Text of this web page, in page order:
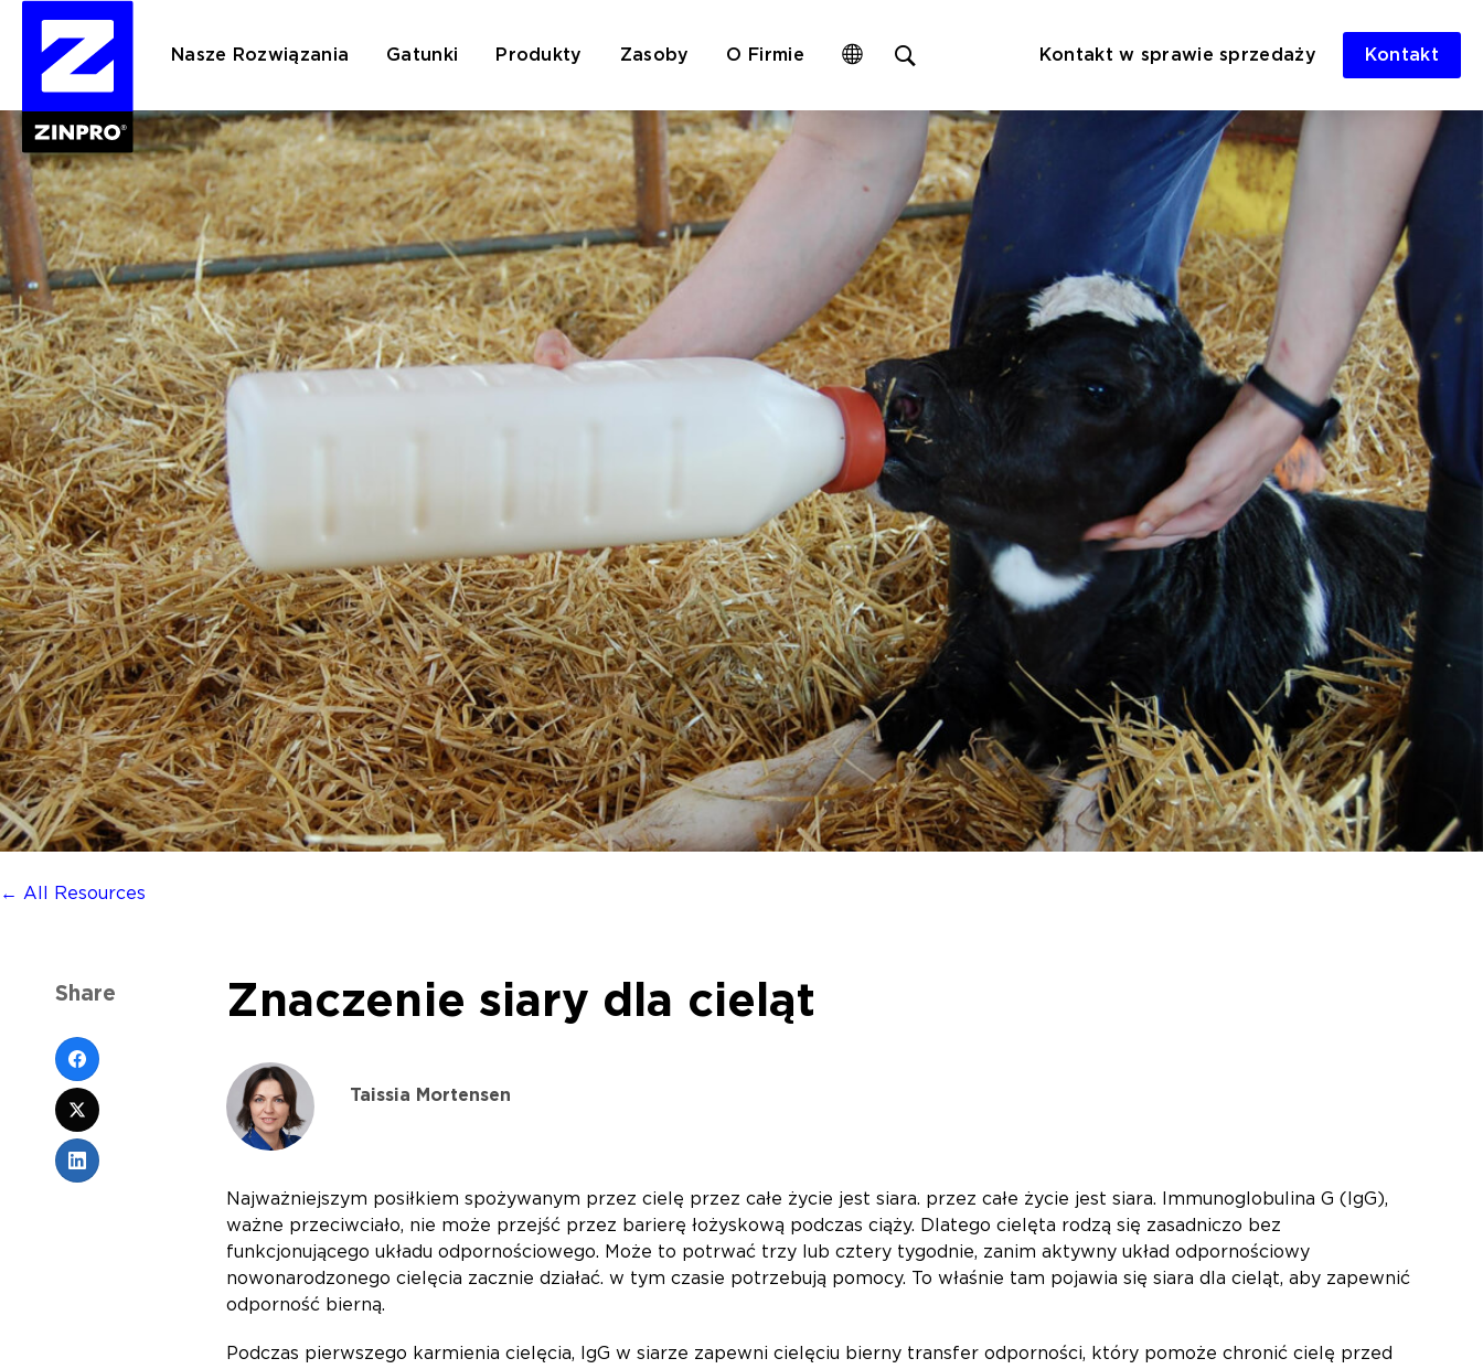
Nasze Rozwiązania Gatunki Produkty Zasoby O Firmie
search
form
Kontakt w sprawie sprzedaży Kontakt
Szukaj:
← All Resources
Znaczenie siary dla cieląt
Taissia Mortensen
Najważniejszym posiłkiem spożywanym przez cielę przez całe życie jest siara. przez całe życie jest siara. Immunoglobulina G (IgG),
ważne przeciwciało, nie może przejść przez barierę łożyskową podczas ciąży. Dlatego cielęta rodzą się zasadniczo bez
funkcjonującego układu odpornościowego. Może to potrwać trzy lub cztery tygodnie, zanim aktywny układ odpornościowy
nowonarodzonego cielęcia zacznie działać. w tym czasie potrzebują pomocy. To właśnie tam pojawia się siara dla cieląt, aby zapewnić
odporność bierną.
Podczas pierwszego karmienia cielęcia, IgG w siarze zapewni cielęciu bierny transfer odporności, który pomoże chronić cielę przed
Share